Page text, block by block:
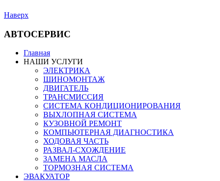
Наверх
АВТОСЕРВИС
Главная
НАШИ УСЛУГИ
ЭЛЕКТРИКА
ШИНОМОНТАЖ
ДВИГАТЕЛЬ
ТРАНСМИССИЯ
СИСТЕМА КОНДИЦИОНИРОВАНИЯ
ВЫХЛОПНАЯ СИСТЕМА
КУЗОВНОЙ РЕМОНТ
КОМПЬЮТЕРНАЯ ДИАГНОСТИКА
ХОДОВАЯ ЧАСТЬ
РАЗВАЛ-СХОЖДЕНИЕ
ЗАМЕНА МАСЛА
ТОРМОЗНАЯ СИСТЕМА
ЭВАКУАТОР